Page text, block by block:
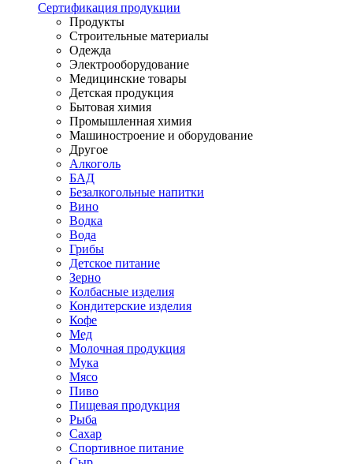
Сертификация продукции
Продукты
Строительные материалы
Одежда
Электрооборудование
Медицинские товары
Детская продукция
Бытовая химия
Промышленная химия
Машиностроение и оборудование
Другое
Алкоголь
БАД
Безалкогольные напитки
Вино
Водка
Вода
Грибы
Детское питание
Зерно
Колбасные изделия
Кондитерские изделия
Кофе
Мед
Молочная продукция
Мука
Мясо
Пиво
Пищевая продукция
Рыба
Сахар
Спортивное питание